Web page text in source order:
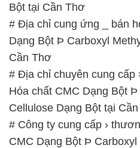
Bột tại Cần Thơ
# Địa chỉ cung ứng _ bán
Dạng Bột Þ Carboxyl
Cần Thơ
# Địa chỉ chuyên cung cấp
Hóa chất CMC Dạng Bột
Cellulose Dạng Bột tại
# Công ty cung cấp ›
CMC Dạng Bột Þ